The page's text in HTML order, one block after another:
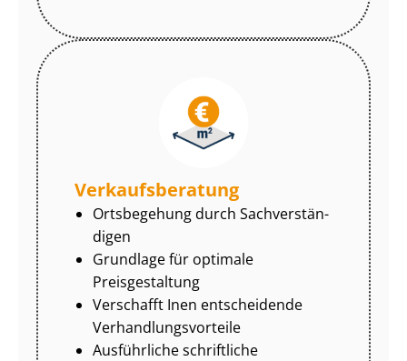
Ver­kaufs­be­ra­tung
Ortsbegehung durch Sach­ver­stän­
di­gen
Grundlage für optimale
Preisgestaltung
Verschafft Inen entscheidende
Ver­hand­lungs­vor­tei­le
Ausführliche schriftliche